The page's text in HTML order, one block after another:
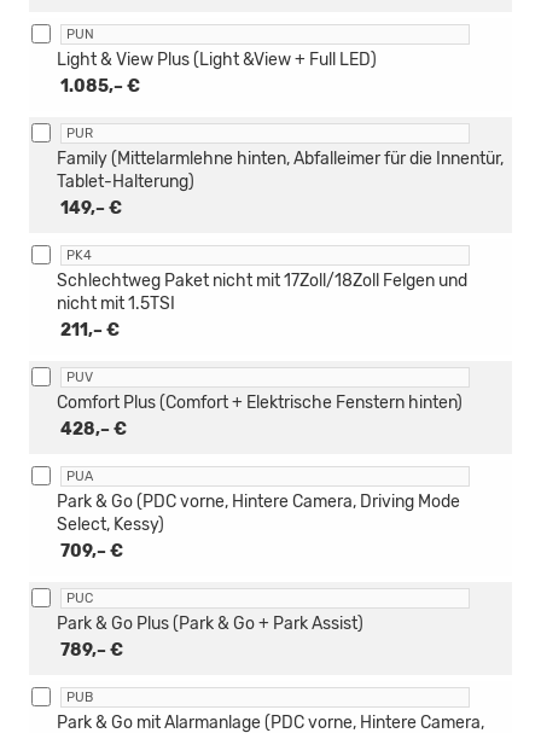
PUN
1.085,– €
Light & View Plus (Light &View + Full LED)
PUR
149,– €
Family (Mittelarmlehne hinten, Abfalleimer für die Innentür,
Tablet-Halterung)
PK4
211,– €
Schlechtweg Paket nicht mit 17Zoll/18Zoll Felgen und
nicht mit 1.5TSI
PUV
428,– €
Comfort Plus (Comfort + Elektrische Fenstern hinten)
PUA
709,– €
Park & Go (PDC vorne, Hintere Camera, Driving Mode
Select, Kessy)
PUC
789,– €
Park & Go Plus (Park & Go + Park Assist)
PUB
Park & Go mit Alarmanlage (PDC vorne, Hintere Camera,